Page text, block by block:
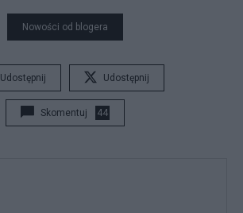
Nowości od blogera
Udostępnij Udostępnij
Skomentuj 44